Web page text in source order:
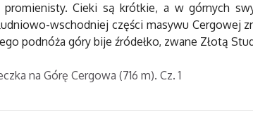
Cieki są krótkie, a w górnych
wschodniej części masywu Cergowej
podnóża góry bije źródełko, zwane Złotą
na Górę Cergowa (716 m). Cz. 1